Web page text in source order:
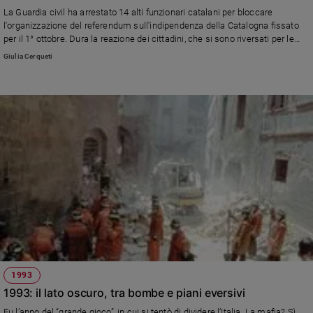
Ambiente
e
Creato
Volontariato
inclusione
Costume
Cultura
e
spettacoli
La Guardia civil ha arrestato 14 alti funzionari catalani per bloccare
l'organizzazione del referendum sull'indipendenza della Catalogna fissato
per il 1° ottobre. Dura la reazione dei cittadini, che si sono riversati per le
strade per protestare contro il Governo centrale.
Giulia Cerqueti
1993
1993: il lato oscuro, tra bombe e piani eversivi